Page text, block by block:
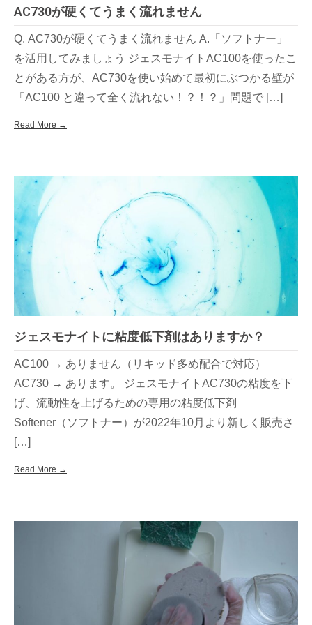
AC730が硬くてうまく流れません
Q. AC730が硬くてうまく流れません A.「ソフトナー」
を活用してみましょう ジェスモナイトAC100を使ったこ
とがある方が、AC730を使い始めて最初にぶつかる壁が
「AC100 と違って全く流れない！？！？」問題で […]
Read More →
ジェスモナイトに粘度低下剤はありますか？
AC100 → ありません（リキッド多め配合で対応）
AC730 → あります。 ジェスモナイトAC730の粘度を下
げ、流動性を上げるための専用の粘度低下剤
Softener（ソフトナー）が2022年10月より新しく販売さ
[…]
Read More →